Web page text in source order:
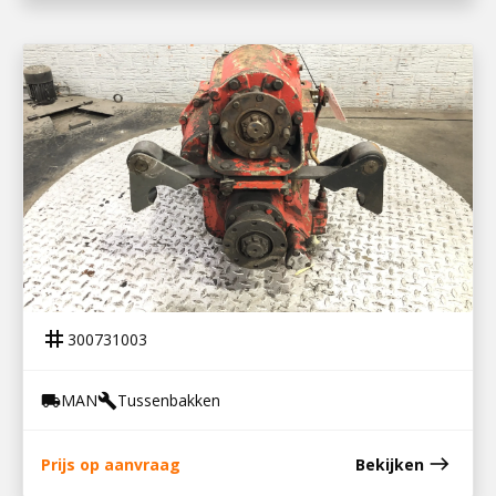
300731003
TUSSENBAK G800
tag 300731003
local_shippingMANbuildTussenbakken
Prijs op aanvraag Bekijken east